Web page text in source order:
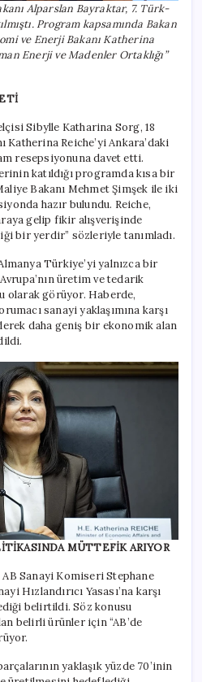
Alparslan Bayraktar, 7. Türk-
Program kapsamında Bakan
ve Enerji Bakanı Katherina
Enerji ve Madenler Ortaklığı”
Sibylle Katharina Sorg, 18
Katherina Reiche’yi Ankara’daki
resepsiyonuna davet etti.
katıldığı programda kısa bir
Bakanı Mehmet Şimşek ile iki
hazır bulundu. Reiche,
gelip fikir alışverişinde
bir yerdir” sözleriyle tanımladı.
Türkiye’yi yalnızca bir
üretim ve tedarik
görüyor. Haberde,
sanayi yaklaşımına karşı
daha geniş bir ekonomik alan
MÜTTEFİK ARIYOR
AB Sanayi Komiseri Stephane
Hızlandırıcı Yasası’na karşı
belirtildi. Söz konusu
belirli ürünler için “AB’de
yaklaşık yüzde 70’inin